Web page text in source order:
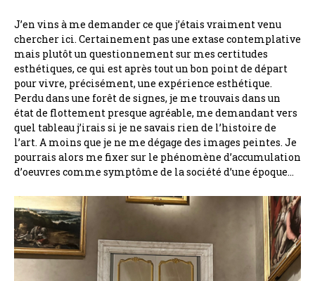
J’en vins à me demander ce que j’étais vraiment venu
chercher ici. Certainement pas une extase contemplative
mais plutôt un questionnement sur mes certitudes
esthétiques, ce qui est après tout un bon point de départ
pour vivre, précisément, une expérience esthétique.
Perdu dans une forêt de signes, je me trouvais dans un
état de flottement presque agréable, me demandant vers
quel tableau j’irais si je ne savais rien de l’histoire de
l’art. A moins que je ne me dégage des images peintes. Je
pourrais alors me fixer sur le phénomène d’accumulation
d’oeuvres comme symptôme de la société d’une époque…